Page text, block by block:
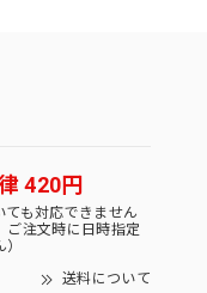
420円
も対応できません
ご注文時に日時指定
送料について